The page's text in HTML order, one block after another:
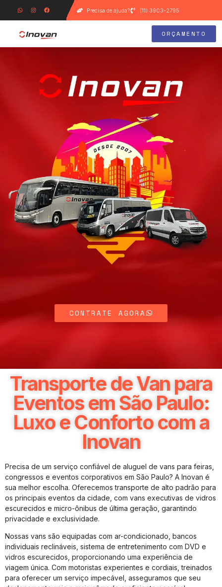
Precisa de ajuda? (11) 3903-2795
ORÇAMENTO
CONTRATE AGORA
Transporte de Van para
Eventos em São Paulo:
Luxo e Conforto com a
Inovan
Precisa de um serviço confiável de aluguel de vans para feiras,
congressos e eventos corporativos em São Paulo? A Inovan é
sua melhor escolha. Oferecemos transporte de alto padrão para
os principais eventos da cidade, com vans executivas de vidros
escurecidos e micro-ônibus de última geração, garantindo
privacidade e exclusividade.
Nossas vans são equipadas com ar-condicionado, bancos
individuais reclináveis, sistema de entretenimento com DVD e
vidros escurecidos, proporcionando uma experiência de
viagem única. Com motoristas experientes e cordiais, treinados
para oferecer um serviço impecável, asseguramos que seu